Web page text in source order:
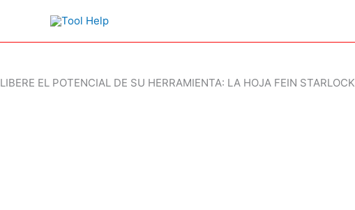
contenido
LIBERE EL POTENCIAL DE SU HERRAMIENTA: LA HOJA FEIN STARLOCK